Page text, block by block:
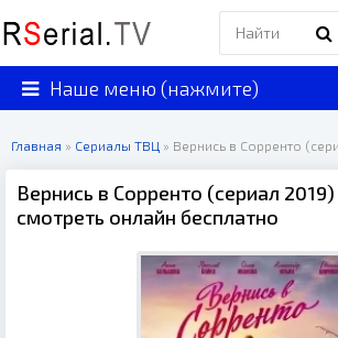
Наше меню (нажмите)
Главная » Сериалы ТВЦ » Вернись в Сорренто
Вернись в Сорренто (сериал 2019)
смотреть онлайн бесплатно